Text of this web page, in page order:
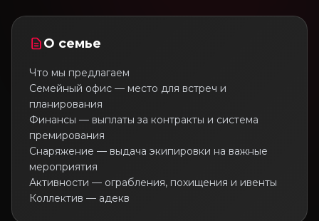
О семье
Что мы предлагаем
Семейный офис — место для встреч и
планирования
Финансы — выплаты за контракты и система
премирования
Снаряжение — выдача экипировки на важные
мероприятия
Активности — ограбления, похищения и ивенты
Коллектив — адекв